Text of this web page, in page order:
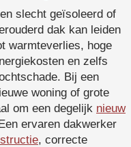
slecht geïsoleerd of
dak kan leiden
warmteverlies, hoge
en zelfs
Bij een
woning of grote
om een degelijk nieuw
ervaren dakwerker
, correcte